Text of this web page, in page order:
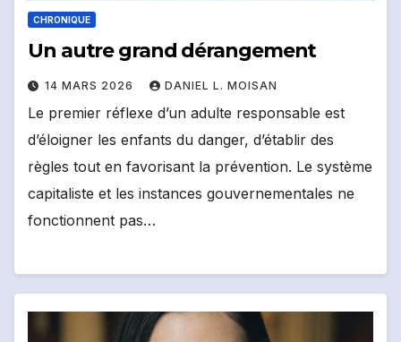
CHRONIQUE
Un autre grand dérangement
14 MARS 2026 DANIEL L. MOISAN
Le premier réflexe d’un adulte responsable est
d’éloigner les enfants du danger, d’établir des
règles tout en favorisant la prévention. Le système
capitaliste et les instances gouvernementales ne
fonctionnent pas…